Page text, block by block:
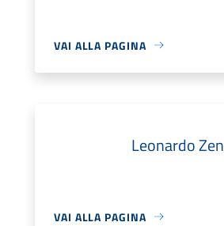
VAI ALLA PAGINA
Leonardo Zen
VAI ALLA PAGINA